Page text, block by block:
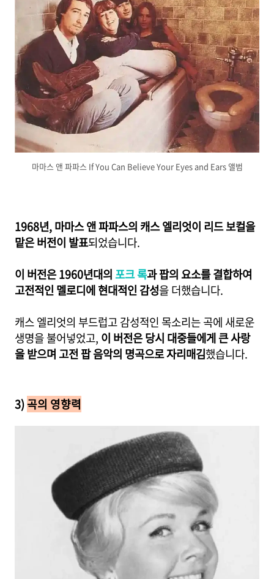
마마스 앤 파파스 If You Can Believe Your Eyes and Ears 앨범
1968년, 마마스 앤 파파스의 캐스 엘리엇이 리드 보컬을
맡은 버전이 발표되었습니다.
이 버전은 1960년대의 포크 록과 팝의 요소를 결합하여
고전적인 멜로디에 현대적인 감성을 더했습니다.
캐스 엘리엇의 부드럽고 감성적인 목소리는 곡에 새로운
생명을 불어넣었고, 이 버전은 당시 대중들에게 큰 사랑
을 받으며 고전 팝 음악의 명곡으로 자리매김했습니다.
3)곡의 영향력